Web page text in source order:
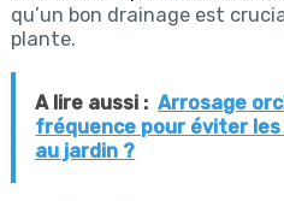
qu’un bon drainage est
plante.
A lire aussi : Arrosage
fréquence pour éviter
au jardin ?